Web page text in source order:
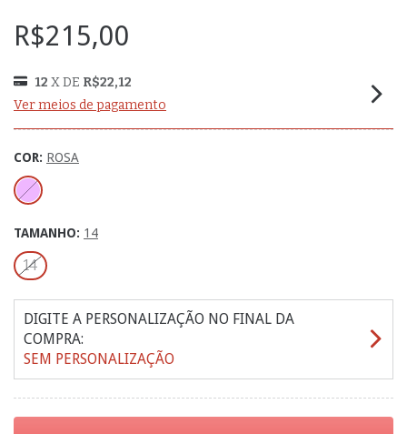
R$215,00
12 X DE R$22,12
Ver meios de pagamento
COR: ROSA
TAMANHO: 14
14
DIGITE A PERSONALIZAÇÃO NO FINAL DA
COMPRA:
SEM PERSONALIZAÇÃO